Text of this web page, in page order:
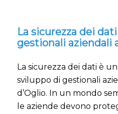
La sicurezza dei
gestionali aziendali
La sicurezza dei dati è
sviluppo di gestionali
d’Oglio. In un mondo
le aziende devono